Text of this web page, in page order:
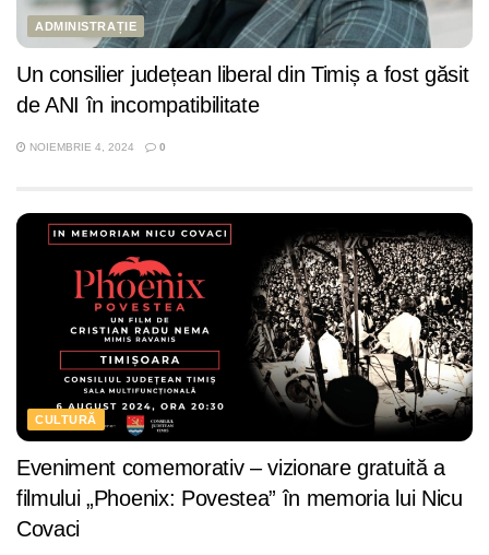
ADMINISTRAȚIE
Un consilier județean liberal din Timiș a fost găsit
de ANI în incompatibilitate
NOIEMBRIE 4, 2024 0
CULTURĂ
Eveniment comemorativ – vizionare gratuită a
filmului „Phoenix: Povestea” în memoria lui Nicu
Covaci